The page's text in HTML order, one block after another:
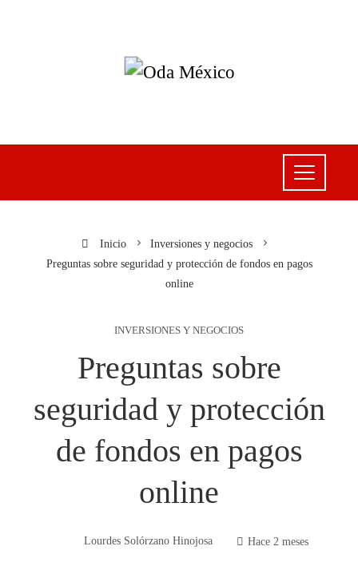
Inicio
Inversiones y negocios
Preguntas sobre seguridad y protección de fondos en pagos
online
INVERSIONES Y NEGOCIOS
Preguntas sobre
seguridad y protección
de fondos en pagos
online
Lourdes Solórzano Hinojosa Hace 2 meses